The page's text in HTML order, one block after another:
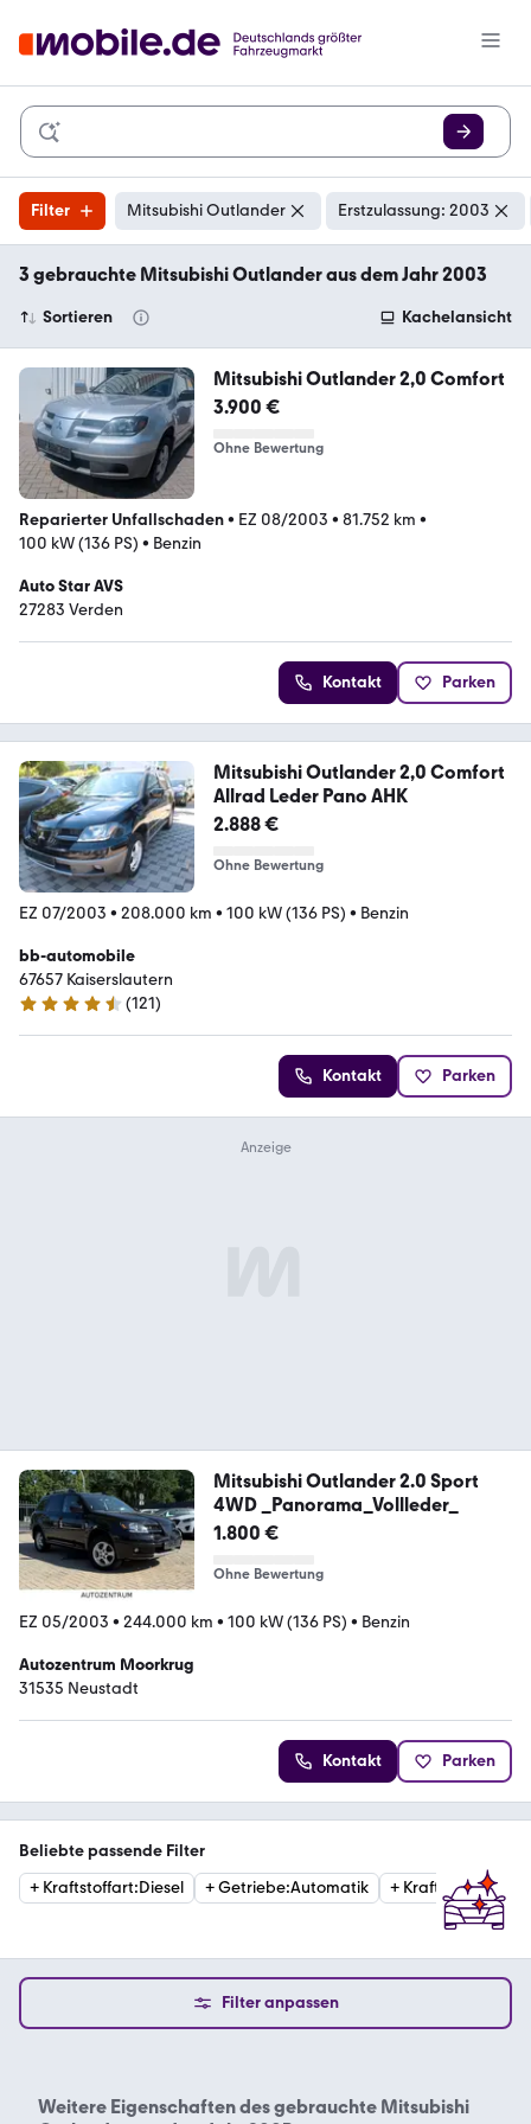
Filter Mitsubishi Outlander Erstzulassung: 2003
3 gebrauchte Mitsubishi Outlander aus dem Jahr 2003
Sortieren Kachelansicht
Mitsubishi Outlander 2,0 Comfort
3.900 €
Ohne Bewertung
Reparierter Unfallschaden• EZ 08/2003 • 81.752 km •
100 kW (136 PS) • Benzin
Auto Star AVS
27283 Verden
Kontakt Parken
Mitsubishi Outlander 2,0 Comfort
Allrad Leder Pano AHK
2.888 €
Ohne Bewertung
EZ 07/2003 • 208.000 km • 100 kW (136 PS) • Benzin
bb-automobile
67657 Kaiserslautern
4.5 Sterne
(121)
Kontakt Parken
Mitsubishi Outlander 2.0 Sport
4WD _Panorama_Vollleder_
1.800 €
Ohne Bewertung
EZ 05/2003 • 244.000 km • 100 kW (136 PS) • Benzin
Autozentrum Moorkrug
31535 Neustadt
Kontakt Parken
Beliebte passende Filter
+ Kraftstoffart:Diesel +Getriebe:Automatik + Kraftstoffart:
Filter anpassen
Weitere Eigenschaften desgebrauchte Mitsubishi